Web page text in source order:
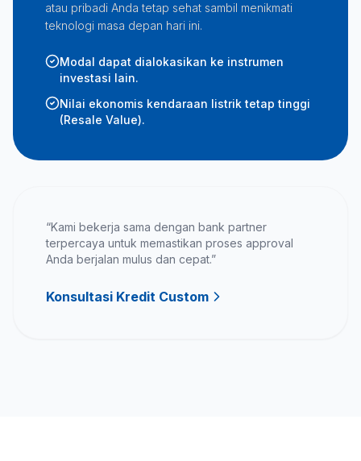
atau pribadi Anda tetap sehat sambil menikmati
teknologi masa depan hari ini.
Modal dapat dialokasikan ke instrumen
investasi lain.
Nilai ekonomis kendaraan listrik tetap tinggi
(Resale Value).
“Kami bekerja sama dengan bank partner
terpercaya untuk memastikan proses approval
Anda berjalan mulus dan cepat.”
Konsultasi Kredit Custom